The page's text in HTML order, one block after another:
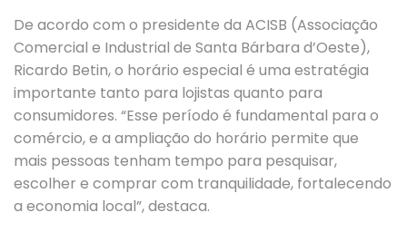
De acordo com o presidente da ACISB (Associação
Comercial e Industrial de Santa Bárbara d’Oeste),
Ricardo Betin, o horário especial é uma estratégia
importante tanto para lojistas quanto para
consumidores. “Esse período é fundamental para o
comércio, e a ampliação do horário permite que
mais pessoas tenham tempo para pesquisar,
escolher e comprar com tranquilidade, fortalecendo
a economia local”, destaca.